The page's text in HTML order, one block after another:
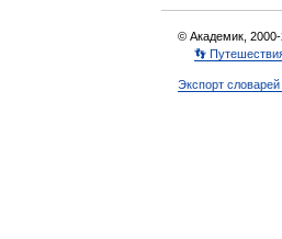
© Академик,
👣
Экспорт